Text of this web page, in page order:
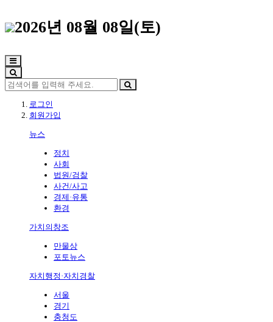
2026년 08월 08일(토)
로그인
회원가입
뉴스
정치
사회
법원/검찰
사건/사고
경제·유통
환경
가치의창조
만물상
포토뉴스
자치행정·자치경찰
서울
경기
충청도